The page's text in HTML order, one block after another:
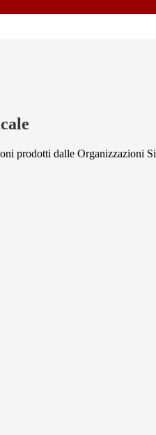
prodotti dalle Organizzazioni